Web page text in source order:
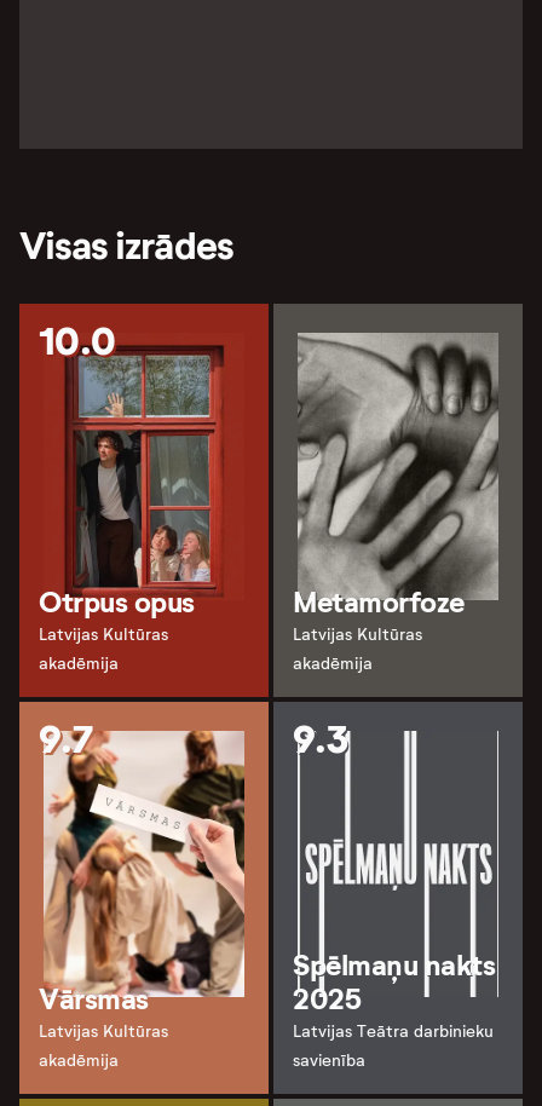
Visas izrādes
10.0
Otrpus opus
Latvijas Kultūras
akadēmija
Metamorfoze
Latvijas Kultūras
akadēmija
9.7
Vārsmas
Latvijas Kultūras
akadēmija
9.3
Spēlmaņu nakts
2025
Latvijas Teātra darbinieku
savienība